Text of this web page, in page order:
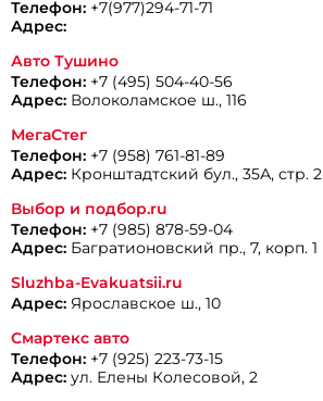
Телефон: +7(977)294-71-71
Адрес:
Авто Тушино
Телефон: +7 (495) 504-40-56
Адрес: Волоколамское ш., 116
МегаСтег
Телефон: +7 (958) 761-81-89
Адрес: Кронштадтский бул., 35А, стр. 2
Выбор и подбор.ru
Телефон: +7 (985) 878-59-04
Адрес: Багратионовский пр., 7, корп. 1
Sluzhba-Evakuatsii.ru
Адрес: Ярославское ш., 10
Смартекс авто
Телефон: +7 (925) 223-73-15
Адрес: ул. Елены Колесовой, 2